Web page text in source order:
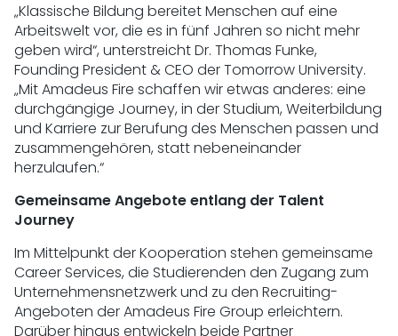
„Klassische Bildung bereitet Menschen auf eine
Arbeitswelt vor, die es in fünf Jahren so nicht mehr
geben wird“, unterstreicht Dr. Thomas Funke,
Founding President & CEO der Tomorrow University.
„Mit Amadeus Fire schaffen wir etwas anderes: eine
durchgängige Journey, in der Studium, Weiterbildung
und Karriere zur Berufung des Menschen passen und
zusammengehören, statt nebeneinander
herzulaufen.“
Gemeinsame Angebote entlang der Talent
Journey
Im Mittelpunkt der Kooperation stehen gemeinsame
Career Services, die Studierenden den Zugang zum
Unternehmensnetzwerk und zu den Recruiting-
Angeboten der Amadeus Fire Group erleichtern.
Darüber hinaus entwickeln beide Partner